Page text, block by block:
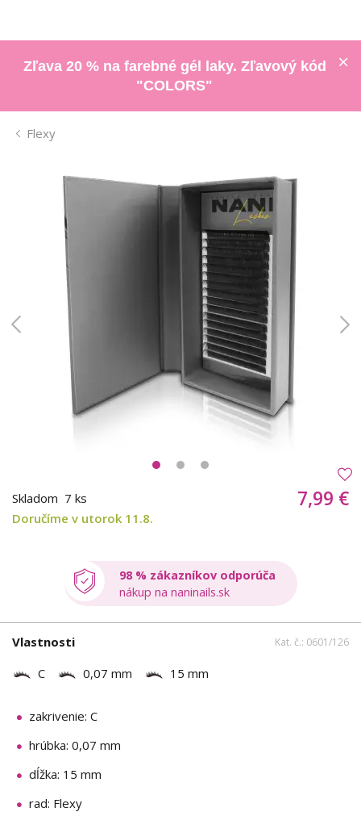
Zľava 20 % na farebné gél laky. Zľavový kód
"COLORS"
Flexy
Skladom 7 ks
Doručíme v utorok 11.8.
7,99 €
98 % zákazníkov odporúča
nákup na naninails.sk
Vlastnosti Kat. č.: 0601/126
C 0,07 mm 15 mm
zakrivenie: C
hrúbka: 0,07 mm
dĺžka: 15 mm
rad: Flexy